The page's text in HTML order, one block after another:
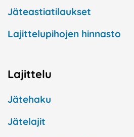
Jäteastiatilaukset
Lajittelupihojen hinnasto
Lajittelu
Jätehaku
Jätelajit